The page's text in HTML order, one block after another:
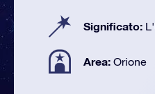
Significato:
Area: Orione